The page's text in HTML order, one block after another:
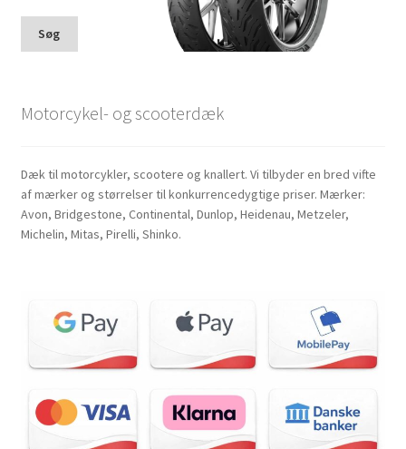
Søg
Motorcykel- og scooterdæk
Dæk til motorcykler, scootere og knallert. Vi tilbyder en bred vifte
af mærker og størrelser til konkurrencedygtige priser. Mærker:
Avon, Bridgestone, Continental, Dunlop, Heidenau, Metzeler,
Michelin, Mitas, Pirelli, Shinko.